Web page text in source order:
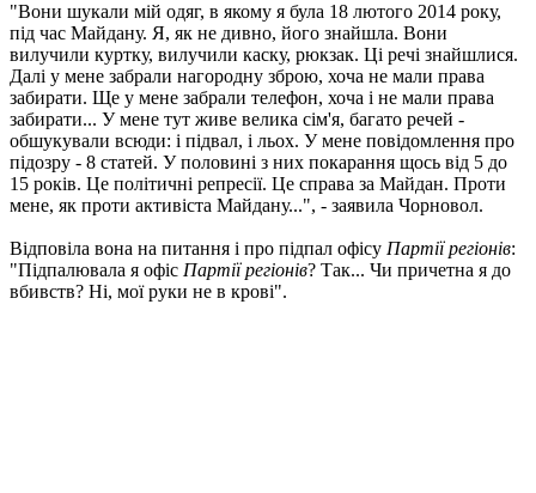
"Вони шукали мій одяг, в якому я була 18 лютого 2014 року,
під час Майдану. Я, як не дивно, його знайшла. Вони
вилучили куртку, вилучили каску, рюкзак. Ці речі знайшлися.
Далі у мене забрали нагородну зброю, хоча не мали права
забирати. Ще у мене забрали телефон, хоча і не мали права
забирати... У мене тут живе велика сім'я, багато речей -
обшукували всюди: і підвал, і льох. У мене повідомлення про
підозру - 8 статей. У половині з них покарання щось від 5 до
15 років. Це політичні репресії. Це справа за Майдан. Проти
мене, як проти активіста Майдану...", - заявила Чорновол.
Відповіла вона на питання і про підпал офісу Партії регіонів:
"Підпалювала я офіс Партії регіонів? Так... Чи причетна я до
вбивств? Ні, мої руки не в крові".